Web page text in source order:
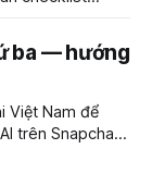
ba — hướng
Việt Nam để
trên Snapchat